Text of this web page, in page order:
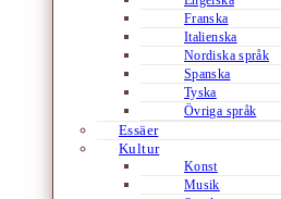
Franska
Italienska
Nordiska språk
Spanska
Tyska
Övriga språk
Essäer
Kultur
Konst
Musik